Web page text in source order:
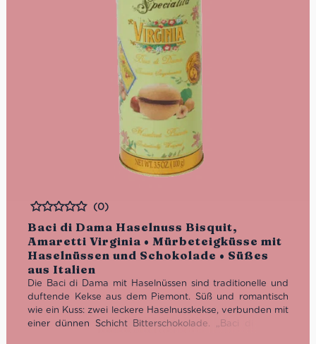
Baci di Dama Haselnuss Bisquit,
Amaretti Virginia • Mürbeteigküsse mit
Haselnüssen und Schokolade • Süßes
aus Italien
Bewertet
(0)
Die Baci di Dama mit Haselnüssen sind traditionelle und
duftende Kekse aus dem Piemont. Süß und romantisch
wie ein Kuss: zwei leckere Haselnusskekse, verbunden mit
einer dünnen Schicht Bitterschokolade. „Baci di dama“